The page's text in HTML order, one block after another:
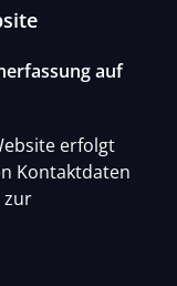
auf
erfolgt
Kontaktdaten
zur